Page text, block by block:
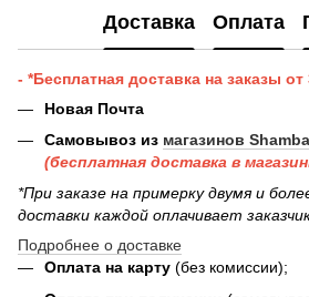
Доставка Оплата
- *Бесплатная доставка на заказы от
Новая Почта
Самовывоз из магазинов
(бесплатная доставка в
*При заказе на примерку двумя и
доставки каждой оплачивает
Подробнее о доставке
Оплата на карту (без комиссии);